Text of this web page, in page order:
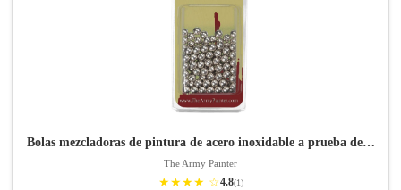
Bolas mezcladoras de pintura de acero inoxidable a prueba de…
The Army Painter
★★★★ ☆4.8(1)